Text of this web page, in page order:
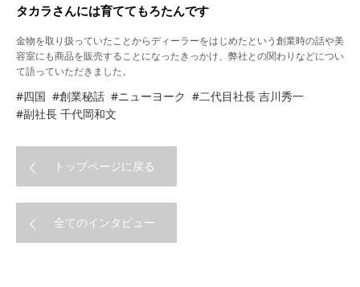
タカラさんには育ててもろたんです
金物を取り扱っていたことからディーラーをはじめたという創業時の話や美
容室にも商品を販売することになったきっかけ、弊社との関わりなどについ
て語っていただきました。
#四国 #創業秘話 #ニューヨーク #二代目社長 吉川秀一
#副社長 千代岡和文
トップページに戻る
全てのインタビュー